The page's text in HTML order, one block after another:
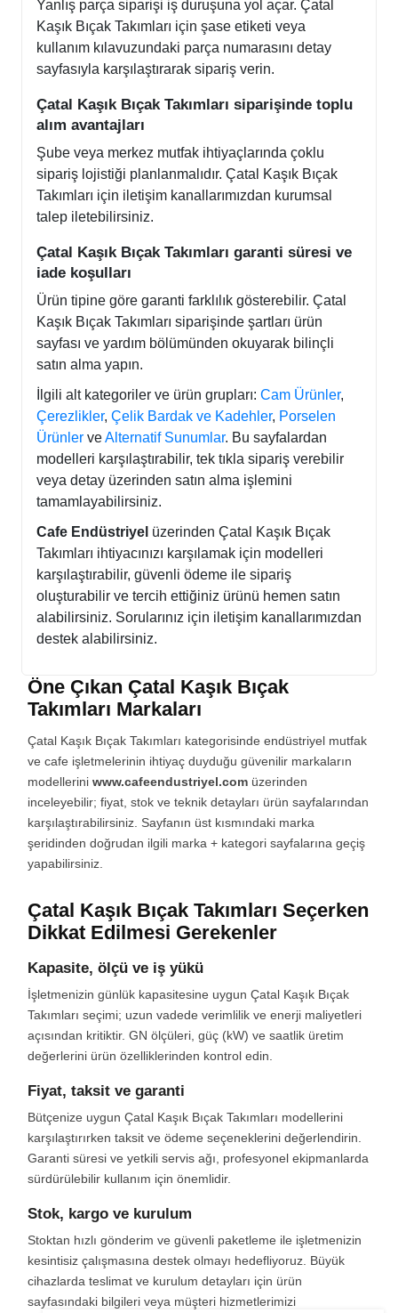
Yanlış parça siparişi iş duruşuna yol açar. Çatal
Kaşık Bıçak Takımları için şase etiketi veya
kullanım kılavuzundaki parça numarasını detay
sayfasıyla karşılaştırarak sipariş verin.
Çatal Kaşık Bıçak Takımları siparişinde toplu
alım avantajları
Şube veya merkez mutfak ihtiyaçlarında çoklu
sipariş lojistiği planlanmalıdır. Çatal Kaşık Bıçak
Takımları için iletişim kanallarımızdan kurumsal
talep iletebilirsiniz.
Çatal Kaşık Bıçak Takımları garanti süresi ve
iade koşulları
Ürün tipine göre garanti farklılık gösterebilir. Çatal
Kaşık Bıçak Takımları siparişinde şartları ürün
sayfası ve yardım bölümünden okuyarak bilinçli
satın alma yapın.
İlgili alt kategoriler ve ürün grupları: Cam Ürünler,
Çerezlikler, Çelik Bardak ve Kadehler, Porselen
ÜrünlerveAlternatif Sunumlar. Bu sayfalardan
modelleri karşılaştırabilir, tek tıkla sipariş verebilir
veya detay üzerinden satın alma işlemini
tamamlayabilirsiniz.
Cafe Endüstriyel üzerinden Çatal Kaşık Bıçak
Takımları ihtiyacınızı karşılamak için modelleri
karşılaştırabilir, güvenli ödeme ile sipariş
oluşturabilir ve tercih ettiğiniz ürünü hemen satın
alabilirsiniz. Sorularınız için iletişim kanallarımızdan
destek alabilirsiniz.
Öne Çıkan Çatal Kaşık Bıçak
Takımları Markaları
Çatal Kaşık Bıçak Takımları kategorisinde endüstriyel mutfak
ve cafe işletmelerinin ihtiyaç duyduğu güvenilir markaların
modellerini www.cafeendustriyel.comüzerinden
inceleyebilir; fiyat, stok ve teknik detayları ürün sayfalarından
karşılaştırabilirsiniz. Sayfanın üst kısmındaki marka
şeridinden doğrudan ilgili marka + kategori sayfalarına geçiş
yapabilirsiniz.
Çatal Kaşık Bıçak Takımları Seçerken
Dikkat Edilmesi Gerekenler
Kapasite, ölçü ve iş yükü
İşletmenizin günlük kapasitesine uygun Çatal Kaşık Bıçak
Takımları seçimi; uzun vadede verimlilik ve enerji maliyetleri
açısından kritiktir. GN ölçüleri, güç (kW) ve saatlik üretim
değerlerini ürün özelliklerinden kontrol edin.
Fiyat, taksit ve garanti
Bütçenize uygun Çatal Kaşık Bıçak Takımları modellerini
karşılaştırırken taksit ve ödeme seçeneklerini değerlendirin.
Garanti süresi ve yetkili servis ağı, profesyonel ekipmanlarda
sürdürülebilir kullanım için önemlidir.
Stok, kargo ve kurulum
Stoktan hızlı gönderim ve güvenli paketleme ile işletmenizin
kesintisiz çalışmasına destek olmayı hedefliyoruz. Büyük
cihazlarda teslimat ve kurulum detayları için ürün
sayfasındaki bilgileri veya müşteri hizmetlerimizi